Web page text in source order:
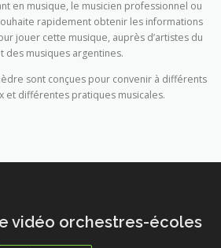
en musique, le musicien professionnel ou
rapidement obtenir les informations
jouer cette musique, auprès d’artistes du
des musiques argentines.
sont conçues pour convenir à différents
et différentes pratiques musicales.
vidéo orchestres-écoles